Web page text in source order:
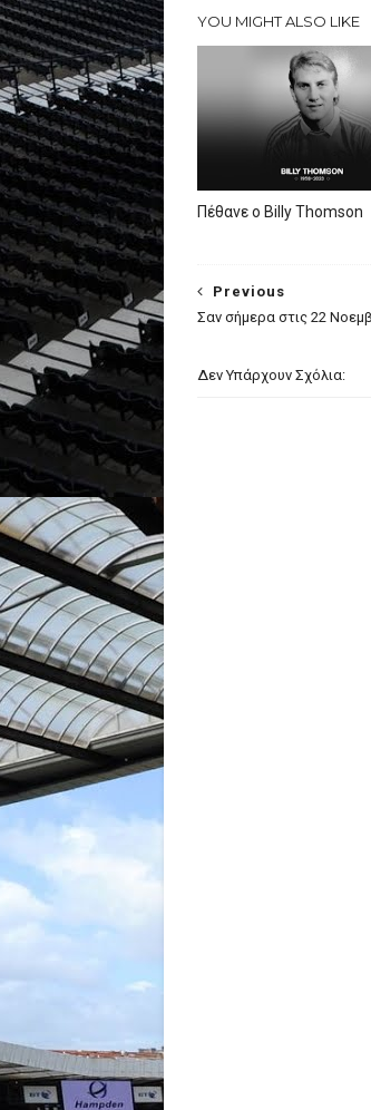
YOU MIGHT ALSO LIKE
Πέθανε ο Billy Thomson
Previous
Σαν σήμερα στις 22
Δεν Υπάρχουν Σχόλια: